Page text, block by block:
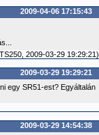
2009-04-06 17:15:43
2009-03-29 19:29:21)
2009-03-29 19:29:21
egy SR51-est? Egyáltalán
2009-03-29 14:54:38